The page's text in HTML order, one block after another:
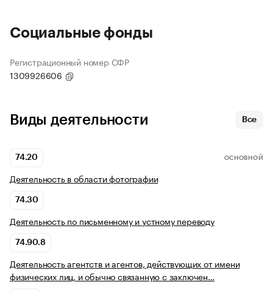
Социальные фонды
Регистрационный номер СФР
1309926606
Виды деятельности Все
74.20 ОСНОВНОЙ
Деятельность в области фотографии
74.30
Деятельность по письменному и устному переводу
74.90.8
Деятельность агентств и агентов, действующих от имени
физических лиц, и обычно связанную с заключен…